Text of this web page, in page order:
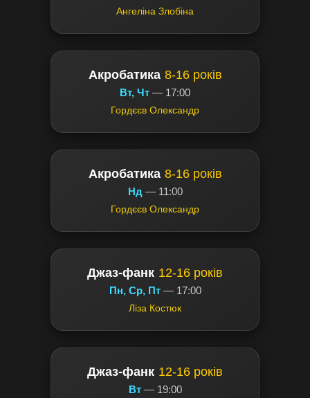
Ангеліна Злобіна
Акробатика 8-16 років
Вт, Чт — 17:00
Гордєєв Олександр
Акробатика 8-16 років
Нд — 11:00
Гордєєв Олександр
Джаз-фанк 12-16 років
Пн, Ср, Пт— 17:00
Ліза Костюк
Джаз-фанк 12-16 років
Вт— 19:00